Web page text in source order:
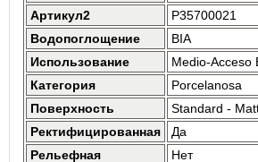
Артикул2
P35700021
Водопоглощение
BIA
Использование
Medio-Acceso
Категория
Porcelanosa
Поверхность
Standard -
Ректифицированная
Да
Рельефная
Нет